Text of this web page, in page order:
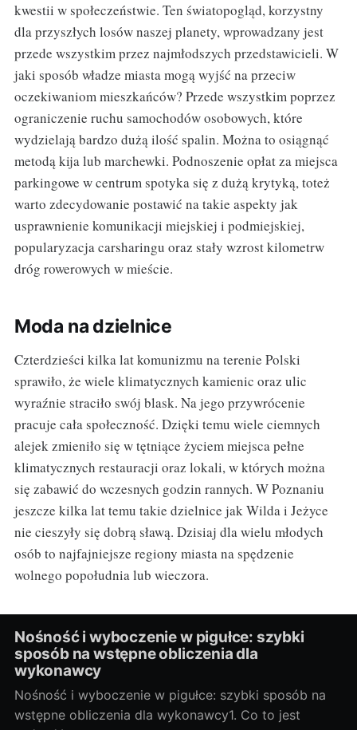
kwestii w społeczeństwie. Ten światopogląd, korzystny
dla przyszłych losów naszej planety, wprowadzany jest
przede wszystkim przez najmłodszych przedstawicieli. W
jaki sposób władze miasta mogą wyjść na przeciw
oczekiwaniom mieszkańców? Przede wszystkim poprzez
ograniczenie ruchu samochodów osobowych, które
wydzielają bardzo dużą ilość spalin. Można to osiągnąć
metodą kija lub marchewki. Podnoszenie opłat za miejsca
parkingowe w centrum spotyka się z dużą krytyką, toteż
warto zdecydowanie postawić na takie aspekty jak
usprawnienie komunikacji miejskiej i podmiejskiej,
popularyzacja carsharingu oraz stały wzrost kilometrw
dróg rowerowych w mieście.
Moda na dzielnice
Czterdzieści kilka lat komunizmu na terenie Polski
sprawiło, że wiele klimatycznych kamienic oraz ulic
wyraźnie straciło swój blask. Na jego przywrócenie
pracuje cała społeczność. Dzięki temu wiele ciemnych
alejek zmieniło się w tętniące życiem miejsca pełne
klimatycznych restauracji oraz lokali, w których można
się zabawić do wczesnych godzin rannych. W Poznaniu
jeszcze kilka lat temu takie dzielnice jak Wilda i Jeżyce
nie cieszyły się dobrą sławą. Dzisiaj dla wielu młodych
osób to najfajniejsze regiony miasta na spędzenie
wolnego popołudnia lub wieczora.
Nośność i wyboczenie w pigułce: szybki
sposób na wstępne obliczenia dla
wykonawcy
Nośność i wyboczenie w pigułce: szybki sposób na
wstępne obliczenia dla wykonawcy1. Co to jest